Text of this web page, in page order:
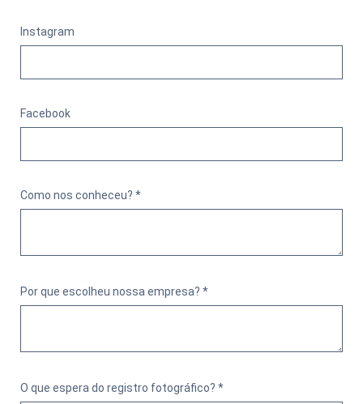
Instagram
Facebook
Como nos conheceu? *
Por que escolheu nossa empresa? *
O que espera do registro fotográfico? *